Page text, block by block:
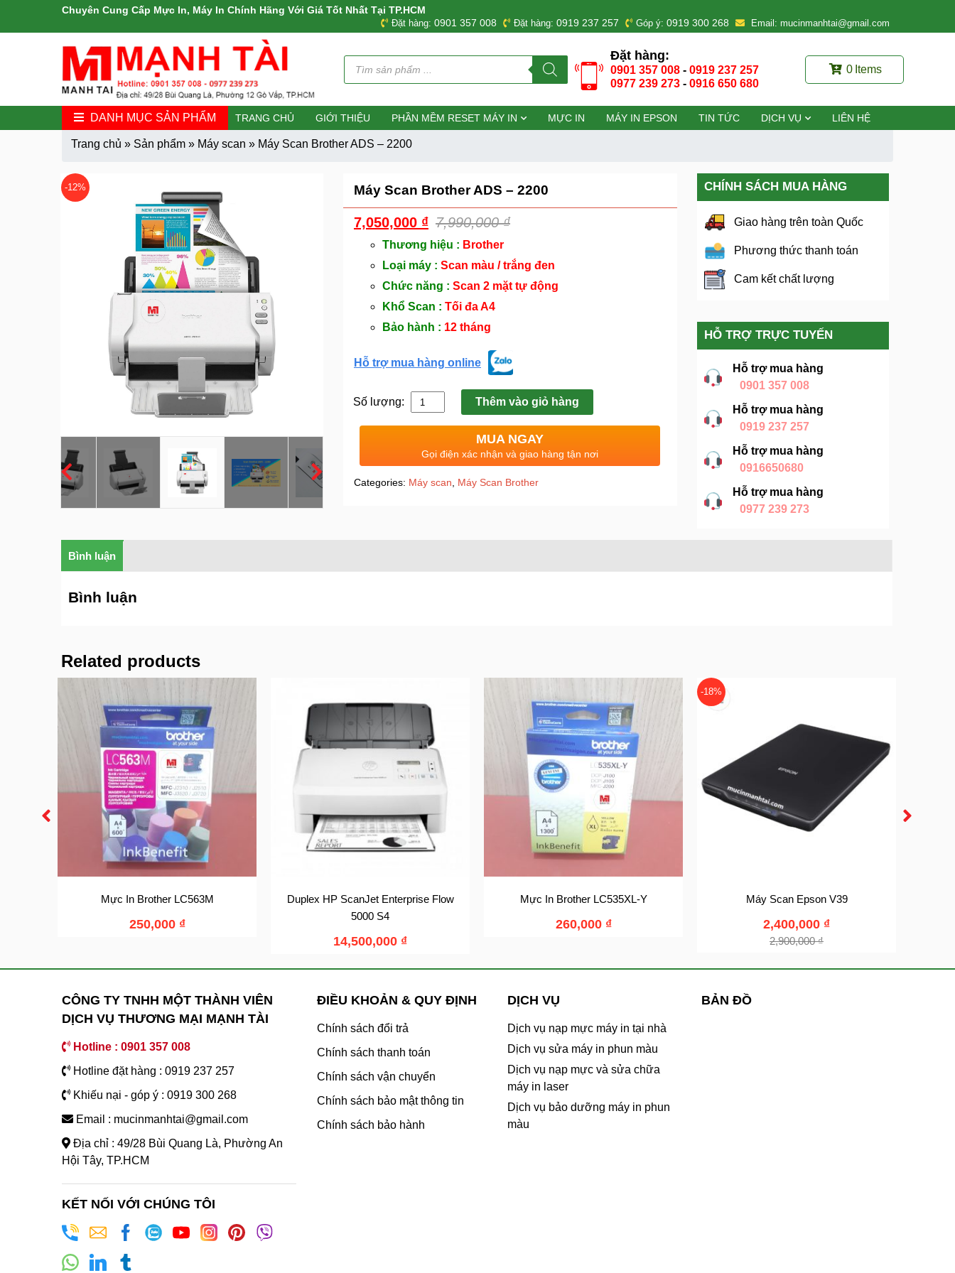
Chuyên Cung Cấp Mực In, Máy In Chính Hãng Với Giá Tốt Nhất Tại TP.HCM
Đặt hàng: 0901 357 008 Đặt hàng: 0919 237 257 Góp ý: 0919 300 268 Email: mucinmanhtai@gmail.com
Tìm
kiếm
sản
Đặt hàng:
0901 357 008- 0919 237 257
0977 239 273- 0916 650 680
0 Items
DANH MỤC SẢN PHẨM TRANG CHỦ GIỚI THIỆU PHẦN MỀM RESET MÁY IN MỰC IN MÁY IN EPSON TIN TỨC DỊCH VỤ LIÊN HỆ
Trang chủ » Sản phẩm» Máy scan » Máy Scan Brother ADS – 2200
-12% Máy Scan Brother ADS – 2200
7,990,000₫
7,050,000 ₫
Thương hiệu : Brother
Loại máy : Scan màu / trắng đen
Chức năng : Scan 2 mặt tự động
Khổ Scan : Tối đa A4
Bảo hành : 12 tháng
Hỗ trợ mua hàng online
Số lượng: Thêm vào giỏ hàng
MUA NGAY
Gọi điện xác nhận và giao hàng tận nơi
Categories: Máy scan, Máy Scan Brother
CHÍNH SÁCH MUA HÀNG
Giao hàng trên toàn Quốc
Phương thức thanh toán
Cam kết chất lượng
HỖ TRỢ TRỰC TUYẾN
Hỗ trợ mua hàng
0901 357 008
Hỗ trợ mua hàng
0919 237 257
Hỗ trợ mua hàng
0916650680
Hỗ trợ mua hàng
0977 239 273
Bình luận
Bình luận
Related products
Mực In Brother LC563M
250,000 ₫
Duplex HP ScanJet Enterprise Flow
5000 S4
14,500,000 ₫
Mực In Brother LC535XL-Y
260,000 ₫
-18%
Máy Scan Epson V39
2,900,000₫
2,400,000 ₫
CÔNG TY TNHH MỘT THÀNH VIÊN
DỊCH VỤ THƯƠNG MẠI MẠNH TÀI
Hotline : 0901 357 008
Hotline đặt hàng : 0919 237 257
Khiếu nại - góp ý : 0919 300 268
Email : mucinmanhtai@gmail.com
Địa chỉ : 49/28 Bùi Quang Là, Phường An
Hội Tây, TP.HCM
KẾT NỐI VỚI CHÚNG TÔI
ĐIỀU KHOẢN & QUY ĐỊNH
Chính sách đổi trả
Chính sách thanh toán
Chính sách vận chuyển
Chính sách bảo mật thông tin
Chính sách bảo hành
DỊCH VỤ
Dịch vụ nạp mực máy in tại nhà
Dịch vụ sửa máy in phun màu
Dịch vụ nạp mực và sửa chữa
máy in laser
Dịch vụ bảo dưỡng máy in phun
màu
BẢN ĐỒ